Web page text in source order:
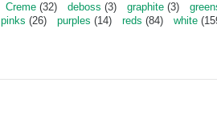
Creme (32) deboss (3) graphite (3)
pinks (26) purples (14) reds (84) white